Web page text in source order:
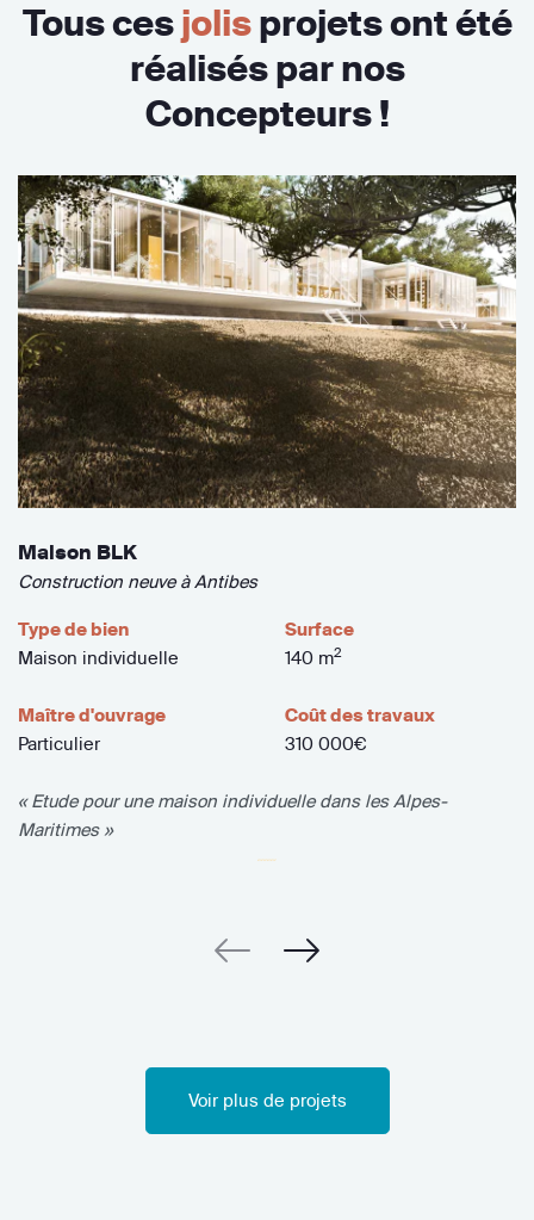
Tous cesjolisprojets ont été
réalisés par nos
Concepteurs !
Maison BLK
Construction neuve à Antibes
Type de bien
Maison individuelle
Surface
140 m2
Maître d'ouvrage
Particulier
Coût des travaux
310 000€
« Etude pour une maison individuelle dans les Alpes-
Maritimes »
Voir plus de projets